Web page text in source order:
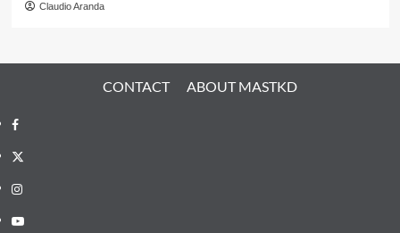
Claudio Aranda
CONTACT ABOUT MASTKD
Facebook
X
Instagram
YouTube